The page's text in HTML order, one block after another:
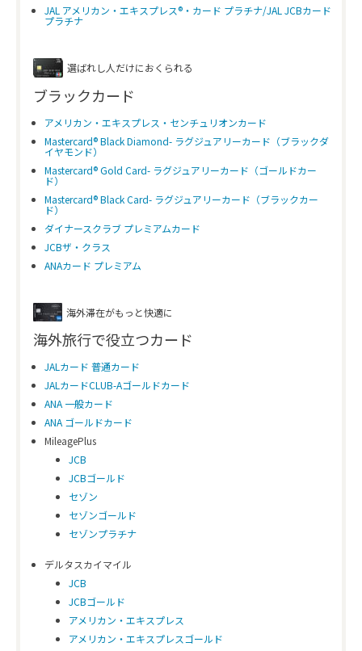
JAL アメリカン・エキスプレス®・カード プラチナ/JAL JCBカード
プラチナ
選ばれし人だけにおくられる
ブラックカード
アメリカン・エキスプレス・センチュリオンカード
Mastercard® Black Diamond- ラグジュアリーカード（ブラックダ
イヤモンド）
Mastercard® Gold Card- ラグジュアリーカード（ゴールドカー
ド）
Mastercard® Black Card- ラグジュアリーカード（ブラックカー
ド）
ダイナースクラブ プレミアムカード
JCBザ・クラス
ANAカード プレミアム
海外滞在がもっと快適に
海外旅行で役立つカード
JALカード 普通カード
JALカードCLUB-Aゴールドカード
ANA 一般カード
ANA ゴールドカード
MileagePlus
JCB
JCBゴールド
セゾン
セゾンゴールド
セゾンプラチナ
デルタスカイマイル
JCB
JCBゴールド
アメリカン・エキスプレス
アメリカン・エキスプレスゴールド